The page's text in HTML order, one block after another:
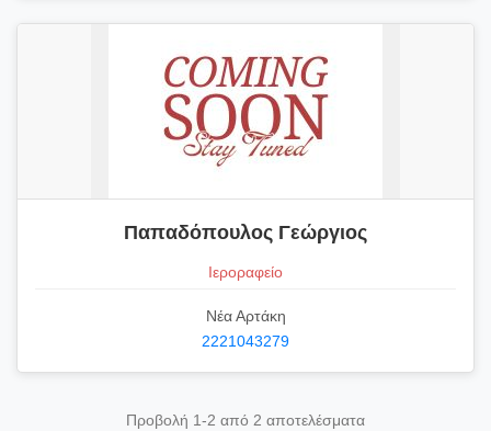
Παπαδόπουλος Γεώργιος
Ιεροραφείο
Νέα Αρτάκη
2221043279
Προβολή 1-2 από 2 αποτελέσματα